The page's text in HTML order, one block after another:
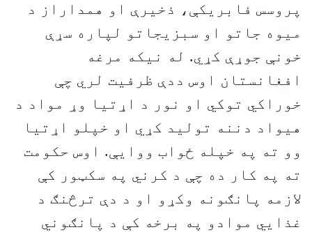
پروسس فابريکې، ذخيرې او همداراز د
ميوه جاتو او سبزيجاتو لپاره سړې
خونې جوړې کړي. له نيکه مرغه
افغانستان اوس ددې ظرفیت لري چې
خوراکي توکي او نور د اړتیا وړ مواد د
هیواد دننه تولید کړي او خپلو اړتیا
وو ته په خپله ځواب ووايې. اوس حکومت
ته په کار ده چې د کرني په سکټور کې
لازمه پانګونه وکړو او د دې ترڅنګ د
غذايي موادو په برخه کې د پانګوني